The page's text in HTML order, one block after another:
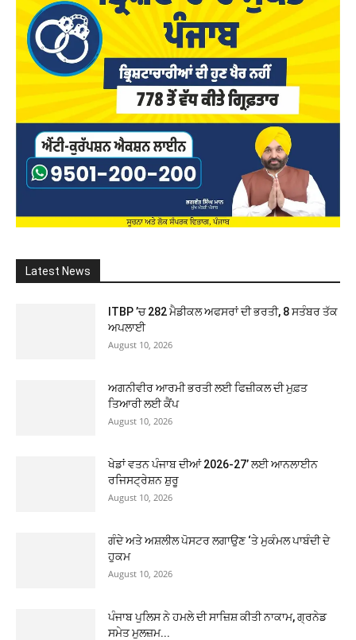
Latest News
ITBP ’ਚ 282 ਮੈਡੀਕਲ ਅਫਸਰਾਂ ਦੀ ਭਰਤੀ, 8 ਸਤੰਬਰ ਤੱਕ
ਅਪਲਾਈ
August 10, 2026
ਅਗਨੀਵੀਰ ਆਰਮੀ ਭਰਤੀ ਲਈ ਫਿਜ਼ੀਕਲ ਦੀ ਮੁਫ਼ਤ
ਤਿਆਰੀ ਲਈ ਕੈਂਪ
August 10, 2026
ਖੇਡਾਂ ਵਤਨ ਪੰਜਾਬ ਦੀਆਂ 2026-27’ ਲਈ ਆਨਲਾਈਨ
ਰਜਿਸਟ੍ਰੇਸ਼ਨ ਸ਼ੁਰੂ
August 10, 2026
ਗੰਦੇ ਅਤੇ ਅਸ਼ਲੀਲ ਪੋਸਟਰ ਲਗਾਉਣ ‘ਤੇ ਮੁਕੰਮਲ ਪਾਬੰਦੀ ਦੇ
ਹੁਕਮ
August 10, 2026
ਪੰਜਾਬ ਪੁਲਿਸ ਨੇ ਹਮਲੇ ਦੀ ਸਾਜ਼ਿਸ਼ ਕੀਤੀ ਨਾਕਾਮ, ਗ੍ਰਨੇਡ
ਸਮੇਤ ਮੁਲਜ਼ਮ...